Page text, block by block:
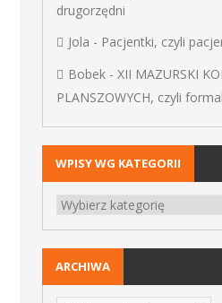
drugorzędni
Jola - Pacjentki, czyli
Bobek- XII MAZURSKI
PLANSZOWYCH, czyli
WPISY WG KATEGORII
ARCHIWA